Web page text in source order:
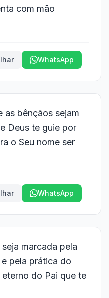
com mão
WhatsApp
as bênçãos sejam
Deus te guie por
o Seu nome ser
WhatsApp
marcada pela
pela prática do
do Pai que te